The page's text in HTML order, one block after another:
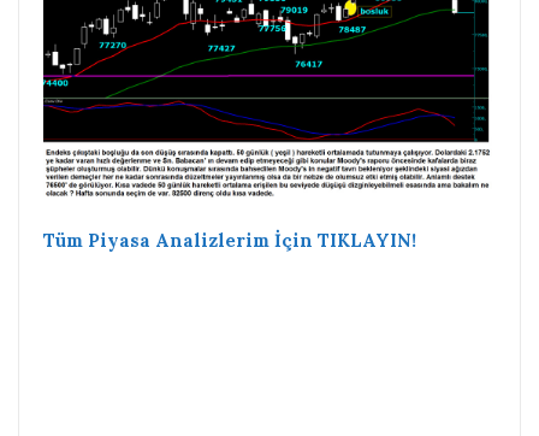
Tüm Piyasa Analizlerim İçin TIKLAYIN!